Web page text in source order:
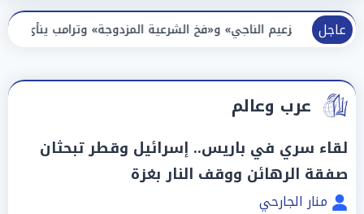
عاجل
الناجي» و«فخ الشرعية المزدوجة» وترامب ينأى بنفسه وحليفه في
عرب وعالم
لقاء سري في باريس.. إسرائيل وقطر تبحثان
صفقة الرهائن ووقف النار بغزة
منار الجارحي